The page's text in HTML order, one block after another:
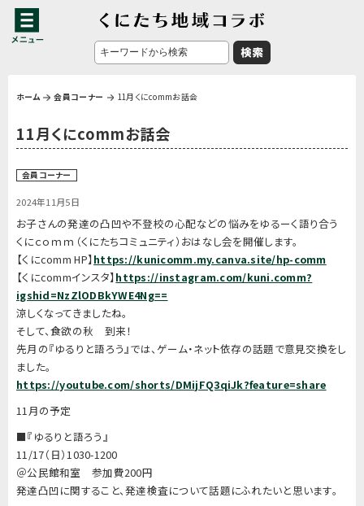
ホーム 会員コーナー 11月くにcommお話会
11月くにcommお話会
会員コーナー
2024年11月5日
お子さんの発達の凸凹や不登校の心配などの悩みをゆるーく語り合う
くにｃｏｍｍ（くにたちコミュニティ）おはなし会を開催します。
【くにcomm HP】https://kunicomm.my.canva.site/hp-comm
【くにcommインスタ】https://instagram.com/kuni.comm?
igshid=NzZlODBkYWE4Ng==
涼しくなってきましたね。
そして、食欲の秋 到来！
先月の『ゆるりと語ろう』では、ゲーム・ネット依存の話題で意見交換をし
ました。
https://youtube.com/shorts/DMijFQ3qiJk?feature=share
11月の予定
■『ゆるりと語ろう』
11/17（日）1030-1200
＠公民館和室 参加費200円
発達凸凹に関すること、発達検査について話題にふれたいと思います。